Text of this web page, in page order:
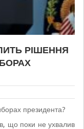
РІШЕННЯ
президента?
що поки не ухвалив